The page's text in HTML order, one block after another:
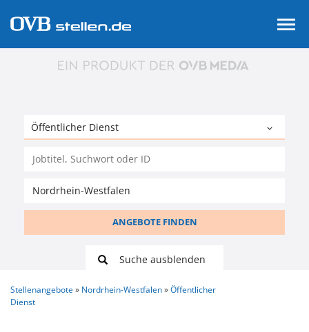
ANGEBOTE FINDEN
Suche ausblenden
Stellenangebote Nordrhein-Westfalen
Öffentlicher
Dienst